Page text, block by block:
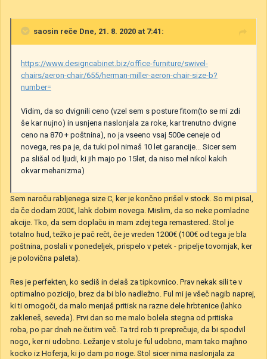
saosin reče Dne, 21. 8. 2020 at 7:41:
https://www.designcabinet.biz/office-furniture/swivel-
chairs/aeron-chair/655/herman-miller-aeron-chair-size-b?
number=
Vidim, da so dvignili ceno (vzel sem s posture fitom(to se mi zdi
še kar nujno) in usnjena naslonjala za roke, kar trenutno dvigne
ceno na 870 + poštnina), no ja vseeno vsaj 500e ceneje od
novega, res pa je, da tuki pol nimaš 10 let garancije... Sicer sem
pa slišal od ljudi, ki jih majo po 15let, da niso mel nikol kakih
okvar mehanizma)
Sem naroču rabljenega size C, ker je končno prišel v stock. So mi pisal,
da če dodam 200€, lahk dobim novega. Mislim, da so neke pomladne
akcije. Tko, da sem doplaču in mam zdej tega remastered. Stol je
totalno hud, težko je pač rečt, če je vreden 1200€ (100€ od tega je bla
poštnina, poslali v ponedeljek, prispelo v petek - pripelje tovornjak, ker
je polovična paleta).
Res je perfekten, ko sediš in delaš za tipkovnico. Prav nekak sili te v
optimalno pozicijo, brez da bi blo nadležno. Ful mi je všeč nagib naprej,
ki ti omogoči, da malo menjaš pritisk na razne dele hrbtenice (lahko
zakleneš, seveda). Prvi dan so me malo bolela stegna od pritiska
roba, po par dneh ne čutim več. Ta trd rob ti preprečuje, da bi spodvil
nogo, ker ni udobno. Ležanje v stolu je ful udobno, mam tako majhno
kocko iz Hoferja, ki jo dam po noge. Stol sicer nima naslonjala za